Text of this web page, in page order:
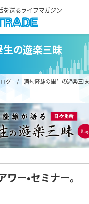
を送るライフマガジン
の遊楽三昧
グ / 酒匂隆雄の畢生の遊楽三昧
ワー•セミナー。